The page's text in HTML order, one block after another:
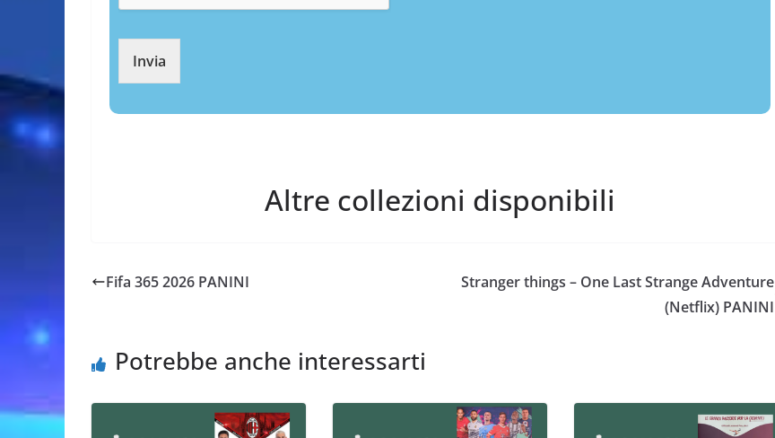
Invia
Altre collezioni disponibili
Fifa 365 2026 PANINI
Stranger things – One Last Strange Adventure
(Netflix) PANINI
Potrebbe anche interessarti